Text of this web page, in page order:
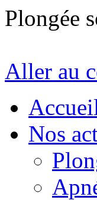
Plongée
Aller au
Nos